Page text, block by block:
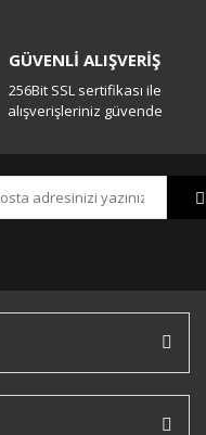
GÜVENLİ ALIŞVERİŞ
256Bit SSL sertifikası ile
alışverişleriniz güvende